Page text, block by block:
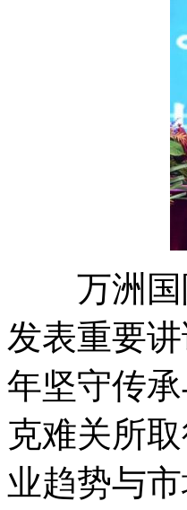
万洲国际
发表重要
年坚守传
克难关所
业趋势与